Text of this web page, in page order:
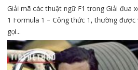
Giải mã các thuật ngữ F1 trong Giải đua
1 Formula 1 – Công thức 1, thường được
gọi...